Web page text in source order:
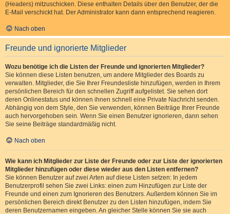
(Headers) mitzuschicken. Diese enthalten Details über den Benutzer, der die
E-Mail verschickt hat. Der Administrator kann dann entsprechend reagieren.
Nach oben
Freunde und ignorierte Mitglieder
Wozu benötige ich die Listen der Freunde und ignorierten Mitglieder?
Sie können diese Listen benutzen, um andere Mitglieder des Boards zu
verwalten. Mitglieder, die Sie Ihrer Freundesliste hinzufügen, werden in Ihrem
persönlichen Bereich für den schnellen Zugriff aufgelistet. Sie sehen dort
deren Onlinestatus und können ihnen schnell eine Private Nachricht senden.
Abhängig von dem Style, den Sie verwenden, können Beiträge Ihrer Freunde
auch hervorgehoben sein. Wenn Sie einen Benutzer ignorieren, dann sehen
Sie seine Beiträge standardmäßig nicht.
Nach oben
Wie kann ich Mitglieder zur Liste der Freunde oder zur Liste der ignorierten
Mitglieder hinzufügen oder diese wieder aus den Listen entfernen?
Sie können Benutzer auf zwei Arten auf diese Listen setzen: In jedem
Benutzerprofil sehen Sie zwei Links: einen zum Hinzufügen zur Liste der
Freunde und einen zum Ignorieren des Benutzers. Außerdem können Sie im
persönlichen Bereich direkt Benutzer zu den Listen hinzufügen, indem Sie
deren Benutzernamen eingeben. An gleicher Stelle können Sie sie auch